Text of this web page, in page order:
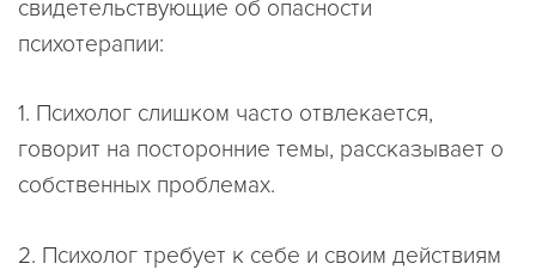
свидетельствующие об опасности
психотерапии:
1. Психолог слишком часто отвлекается,
говорит на посторонние темы, рассказывает о
собственных проблемах.
2. Психолог требует к себе и своим действиям